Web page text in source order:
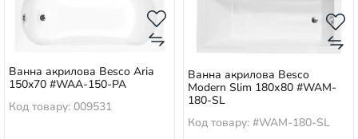
Ванна акрилова Besco Aria
150x70 #WAA-150-PA
Код товару: 009531
Ванна акрилова Besco
Modern Slim 180х80 #WAM-
180-SL
Код товару: #WAM-180-SL